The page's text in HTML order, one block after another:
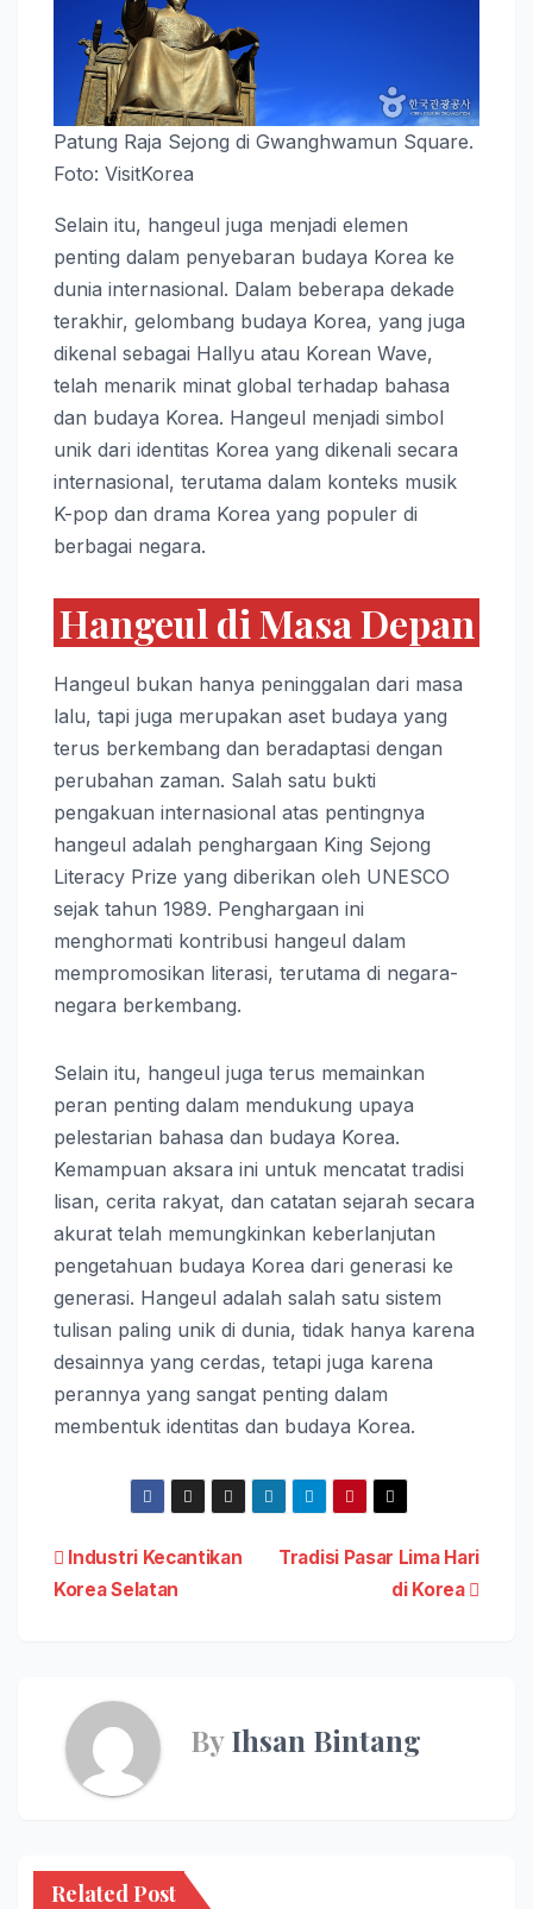
Patung Raja Sejong di Gwanghwamun Square.
Foto: VisitKorea
Selain itu, hangeul juga menjadi elemen
penting dalam penyebaran budaya Korea ke
dunia internasional. Dalam beberapa dekade
terakhir, gelombang budaya Korea, yang juga
dikenal sebagai Hallyu atau Korean Wave,
telah menarik minat global terhadap bahasa
dan budaya Korea. Hangeul menjadi simbol
unik dari identitas Korea yang dikenali secara
internasional, terutama dalam konteks musik
K-pop dan drama Korea yang populer di
berbagai negara.
Hangeul di Masa Depan
Hangeul bukan hanya peninggalan dari masa
lalu, tapi juga merupakan aset budaya yang
terus berkembang dan beradaptasi dengan
perubahan zaman. Salah satu bukti
pengakuan internasional atas pentingnya
hangeul adalah penghargaan King Sejong
Literacy Prize yang diberikan oleh UNESCO
sejak tahun 1989. Penghargaan ini
menghormati kontribusi hangeul dalam
mempromosikan literasi, terutama di negara-
negara berkembang.
Selain itu, hangeul juga terus memainkan
peran penting dalam mendukung upaya
pelestarian bahasa dan budaya Korea.
Kemampuan aksara ini untuk mencatat tradisi
lisan, cerita rakyat, dan catatan sejarah secara
akurat telah memungkinkan keberlanjutan
pengetahuan budaya Korea dari generasi ke
generasi. Hangeul adalah salah satu sistem
tulisan paling unik di dunia, tidak hanya karena
desainnya yang cerdas, tetapi juga karena
perannya yang sangat penting dalam
membentuk identitas dan budaya Korea.
Post
navigation
Tradisi Pasar Lima Hari
di Korea
Industri Kecantikan
Korea Selatan
ByIhsan Bintang
Related Post